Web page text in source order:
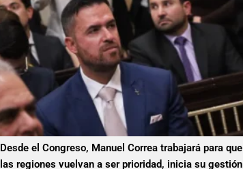
Desde el Congreso, Manuel Correa trabajará para que
las regiones vuelvan a ser prioridad, inicia su gestión